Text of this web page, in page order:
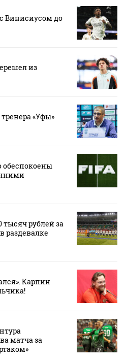
Винисиусом до
из
«Уфы»
тысяч рублей за
раздевалке
Карпин
матча за